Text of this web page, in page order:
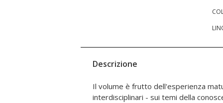
Descrizione
Il volume è frutto dell'esperienza
interdisciplinari - sui temi della
approcci per affrontare le sfide
dalla crisi ambientale. La de-